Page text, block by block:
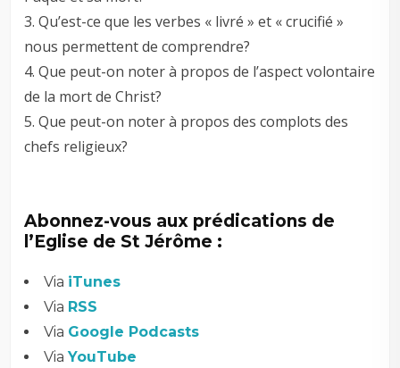
3. Qu’est-ce que les verbes « livré » et « crucifié »
nous permettent de comprendre?
4. Que peut-on noter à propos de l’aspect volontaire
de la mort de Christ?
5. Que peut-on noter à propos des complots des
chefs religieux?
Abonnez-vous aux prédications de
l’Eglise de St Jérôme :
Via iTunes
Via RSS
Via Google Podcasts
ViaYouTube